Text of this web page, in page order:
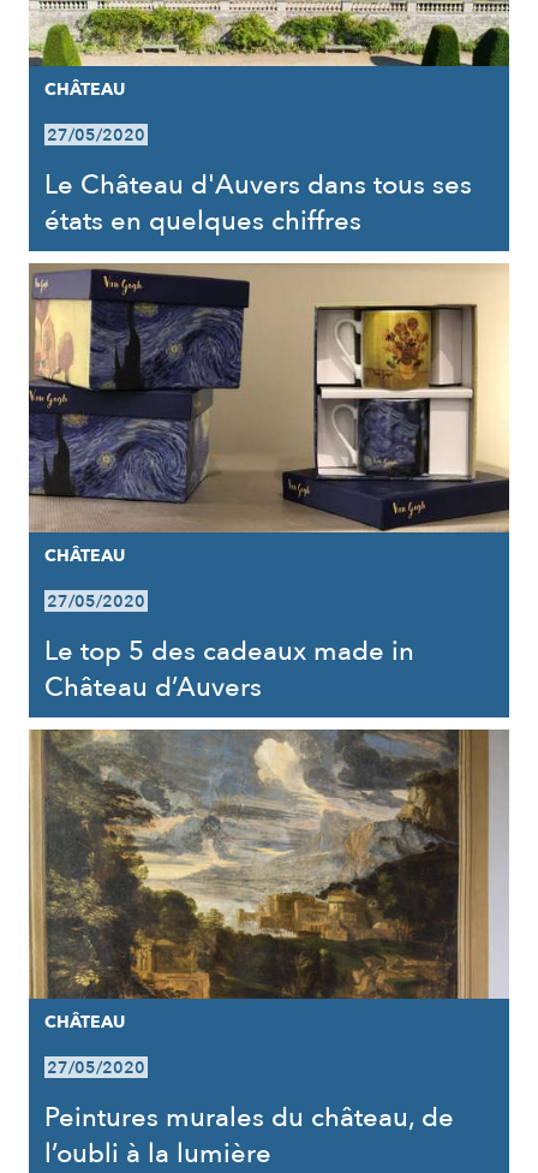
CHÂTEAU
27/05/2020
Le Château d'Auvers dans tous ses
états en quelques chiffres
CHÂTEAU
27/05/2020
Le top 5 des cadeaux made in
Château d’Auvers
CHÂTEAU
27/05/2020
Peintures murales du château, de
l’oubli à la lumière